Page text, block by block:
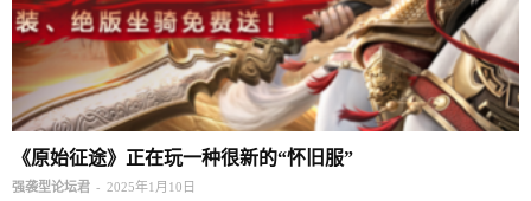
《原始征途》正在玩一种很新的“怀旧服”
强袭型论坛君 - 2025年1月10日